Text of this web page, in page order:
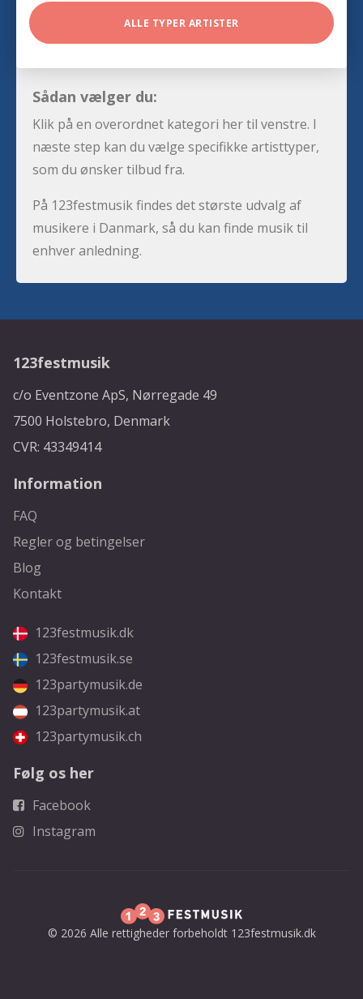
ALLE TYPER ARTISTER
Sådan vælger du:
Klik på en overordnet kategori her til venstre. I
næste step kan du vælge specifikke artisttyper,
som du ønsker tilbud fra.
På 123festmusik findes det største udvalg af
musikere i Danmark, så du kan finde musik til
enhver anledning.
123festmusik
c/o Eventzone ApS, Nørregade 49
7500 Holstebro, Denmark
CVR: 43349414
Information
FAQ
Regler og betingelser
Blog
Kontakt
123festmusik.dk
123festmusik.se
123partymusik.de
123partymusik.at
123partymusik.ch
Følg os her
Facebook
Instagram
© 2026 Alle rettigheder forbeholdt 123festmusik.dk